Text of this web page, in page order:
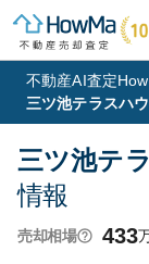
不動産AI査定
三ツ池テラスハ
三ツ池テ
情報
売却相場 433